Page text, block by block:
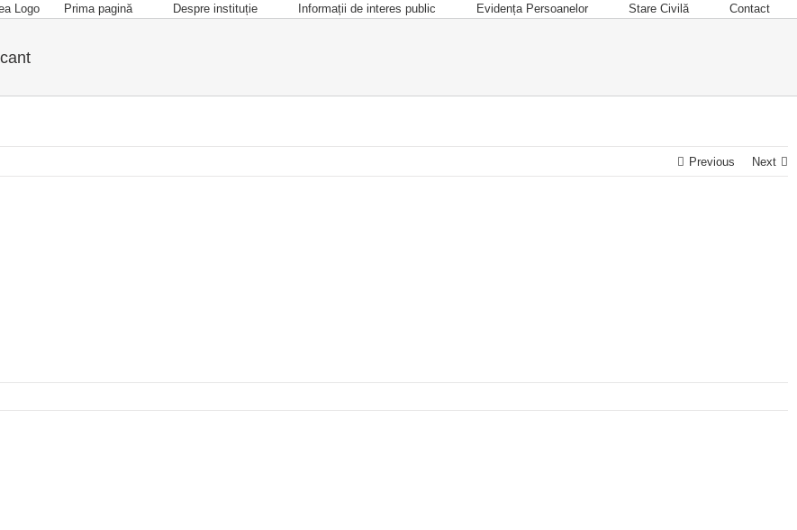
Prima pagină Despre instituție Informații de interes public Evidența Persoanelor Stare Civilă Contact
Previous Next